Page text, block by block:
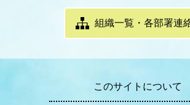
組織一覧・各部署連
このサイトについて